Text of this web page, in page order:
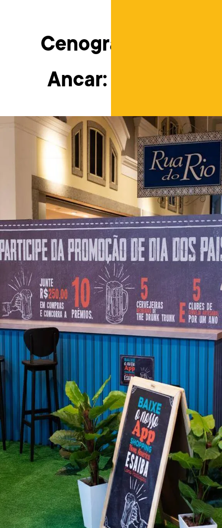
Cenografia para
Ancar: Posto de